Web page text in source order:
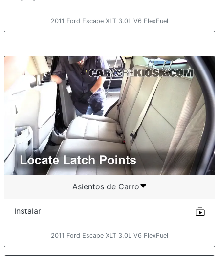
2011 Ford Escape XLT 3.0L V6 FlexFuel
Asientos de Carro
Instalar
2011 Ford Escape XLT 3.0L V6 FlexFuel